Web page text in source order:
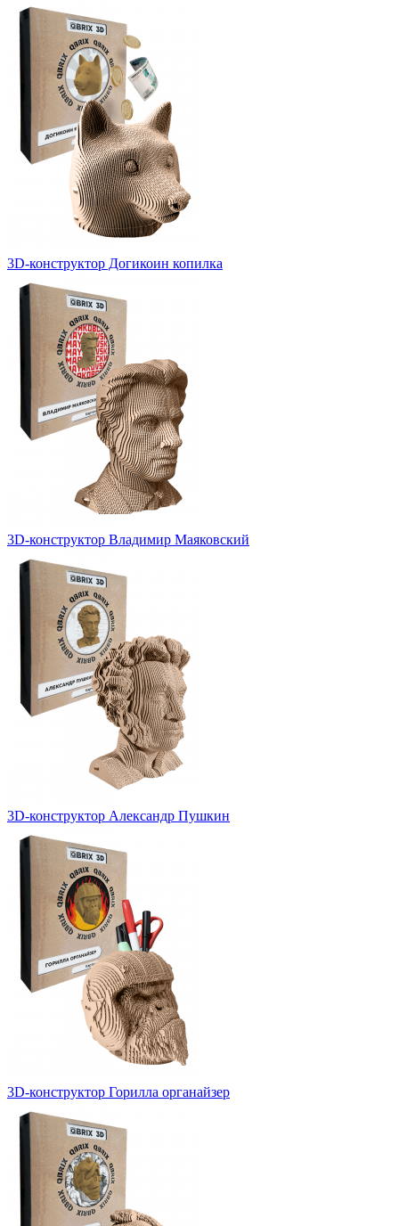
3D-конструктор Догикоин копилка
3D-конструктор Владимир Маяковский
3D-конструктор Александр Пушкин
3D-конструктор Горилла органайзер